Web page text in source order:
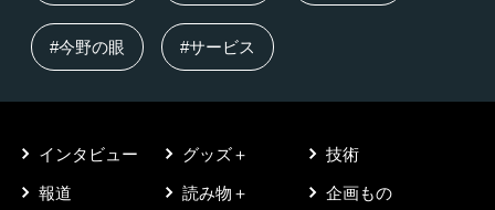
#今野の眼 #サービス
インタビュー グッズ＋ 技術
報道 読み物＋ 企画もの